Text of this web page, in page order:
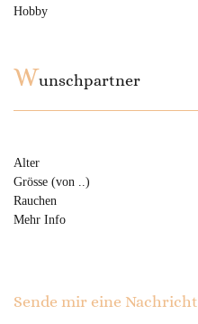
Hobby
Wunschpartner
Alter
Grösse (von ..)
Rauchen
Mehr Info
Sende mir eine Nachricht